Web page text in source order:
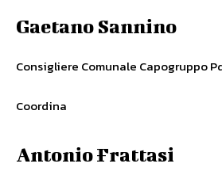
Gaetano Sannino
Consigliere Comunale Capogruppo
Coordina
Antonio Frattasi